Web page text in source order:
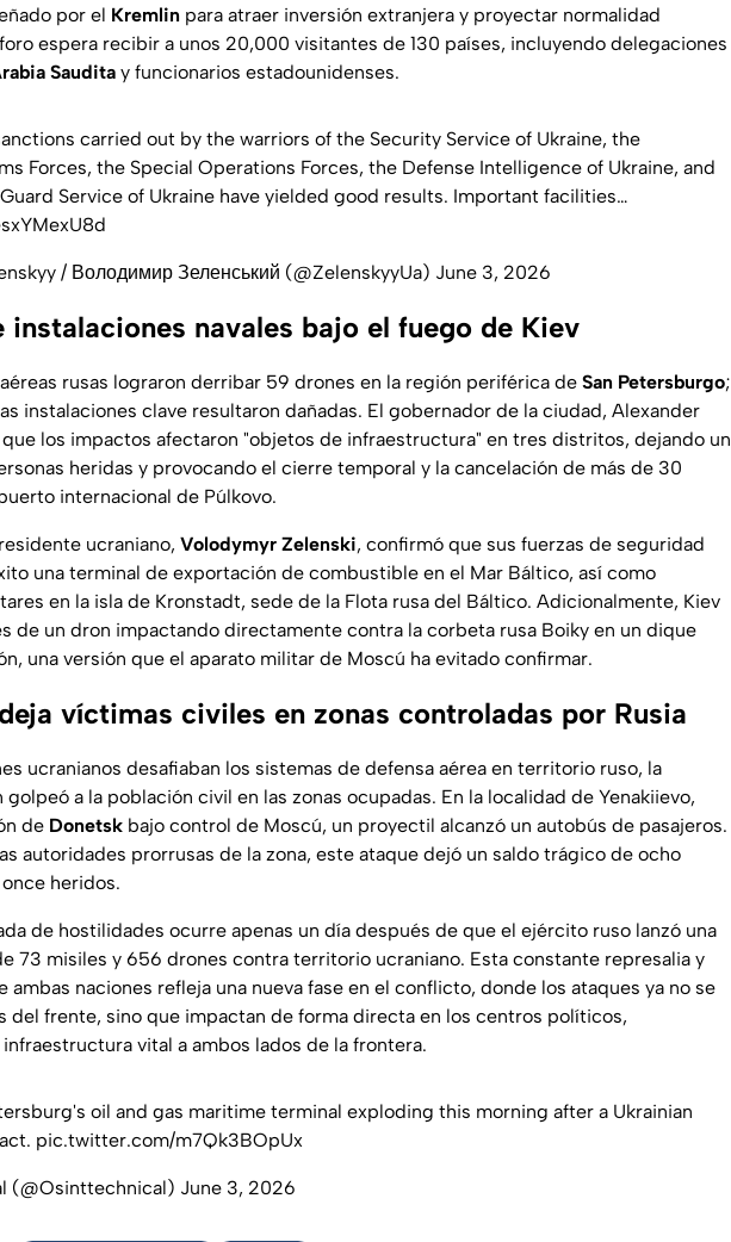
por el Kremlin para atraer inversión extranjera y proyectar normalidad
espera recibir a unos 20,000 visitantes de 130 países, incluyendo delegaciones
Saudita y funcionarios estadounidenses.
carried out by the warriors of the Security Service of Ukraine, the
Forces, the Special Operations Forces, the Defense Intelligence of Ukraine, and
Service of Ukraine have yielded good results. Important facilities…
/ Володимир Зеленський (@ZelenskyyUa) June 3, 2026
instalaciones navales bajo el fuego de Kiev
rusas lograron derribar 59 drones en la región periférica de San Petersburgo;
instalaciones clave resultaron dañadas. El gobernador de la ciudad, Alexander
los impactos afectaron "objetos de infraestructura" en tres distritos, dejando un
heridas y provocando el cierre temporal y la cancelación de más de 30
internacional de Púlkovo.
ucraniano, Volodymyr Zelenski, confirmó que sus fuerzas de seguridad
una terminal de exportación de combustible en el Mar Báltico, así como
en la isla de Kronstadt, sede de la Flota rusa del Báltico. Adicionalmente, Kiev
de un dron impactando directamente contra la corbeta rusa Boiky en un dique
una versión que el aparato militar de Moscú ha evitado confirmar.
víctimas civiles en zonas controladas por Rusia
ucranianos desafiaban los sistemas de defensa aérea en territorio ruso, la
a la población civil en las zonas ocupadas. En la localidad de Yenakiievo,
de Donetsk bajo control de Moscú, un proyectil alcanzó un autobús de pasajeros.
autoridades prorrusas de la zona, este ataque dejó un saldo trágico de ocho
heridos.
de hostilidades ocurre apenas un día después de que el ejército ruso lanzó una
73 misiles y 656 drones contra territorio ucraniano. Esta constante represalia y
naciones refleja una nueva fase en el conflicto, donde los ataques ya no se
del frente, sino que impactan de forma directa en los centros políticos,
vital a ambos lados de la frontera.
oil and gas maritime terminal exploding this morning after a Ukrainian
pic.twitter.com/m7Qk3BOpUx
(@Osinttechnical) June 3, 2026